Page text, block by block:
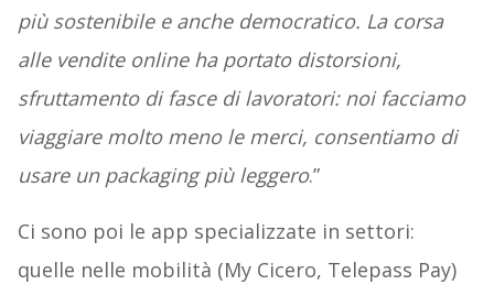
più sostenibile e anche democratico. La corsa
alle vendite online ha portato distorsioni,
sfruttamento di fasce di lavoratori: noi facciamo
viaggiare molto meno le merci, consentiamo di
usare un packaging più leggero.”
Ci sono poi le app specializzate in settori:
quelle nelle mobilità (My Cicero, Telepass Pay)